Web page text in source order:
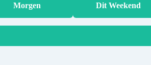
Morgen Dit Weekend